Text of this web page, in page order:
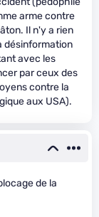
arme contre
Il n'y a rien
désinformation
avec les
par ceux des
contre la
aux USA).
de la